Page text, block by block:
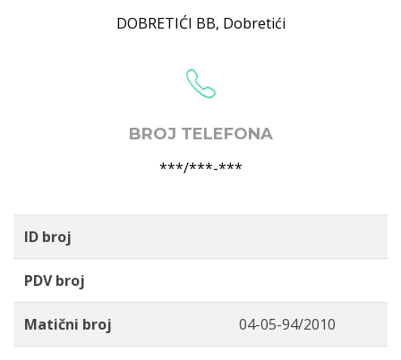
DOBRETIĆI BB, Dobretići
BROJ TELEFONA
***/***-***
ID broj
PDV broj
Matični broj 04-05-94/2010